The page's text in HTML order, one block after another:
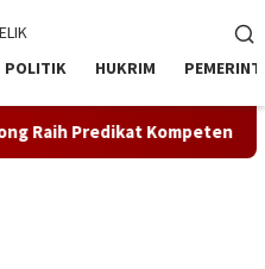
POLITIK HUKRIM
Kompeten